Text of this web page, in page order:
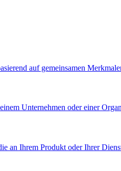
auf gemeinsamen
Unternehmen oder einer
an Ihrem Produkt oder Ihrer